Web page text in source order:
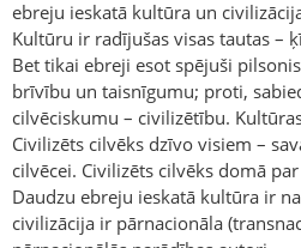
ebreju ieskatā kultūra un
Kultūru ir radījušas visas tautas –
Bet tikai ebreji esot spējuši
brīvību un taisnīgumu; proti,
cilvēciskumu – civilizētību.
Civilizēts cilvēks dzīvo visiem –
cilvēcei. Civilizēts cilvēks domā
Daudzu ebreju ieskatā kultūra ir
civilizācija ir pārnacionāla